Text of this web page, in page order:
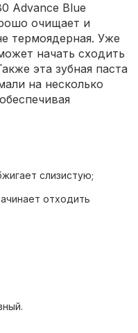
Advance Blue
очищает и
термоядерная. Уже
начать сходить
эта зубная паста
на несколько
слизистую;
отходить